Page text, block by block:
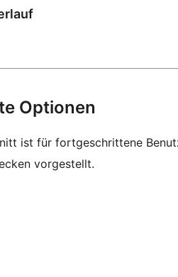
Optionen
ist für fortgeschrittene
vorgestellt.